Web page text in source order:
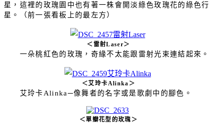
星，這裡的玫瑰園中也有著一株會開淡綠色玫瑰花的綠色行
星。（前一張看板上的最左方）
＜雷射Laser＞
一朵桃紅色的玫瑰，奇緣不太能跟雷射光束連結起來。
＜艾玲卡Alinka ＞
艾玲卡 Alinka─像舞者的名字或是歌劇中的腳色。
＜單瓣花型的玫瑰＞